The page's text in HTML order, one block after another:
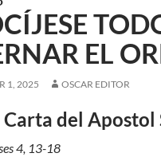
EL
1, 2025 OSCAR EDITOR
del Apostol
4, 13-18